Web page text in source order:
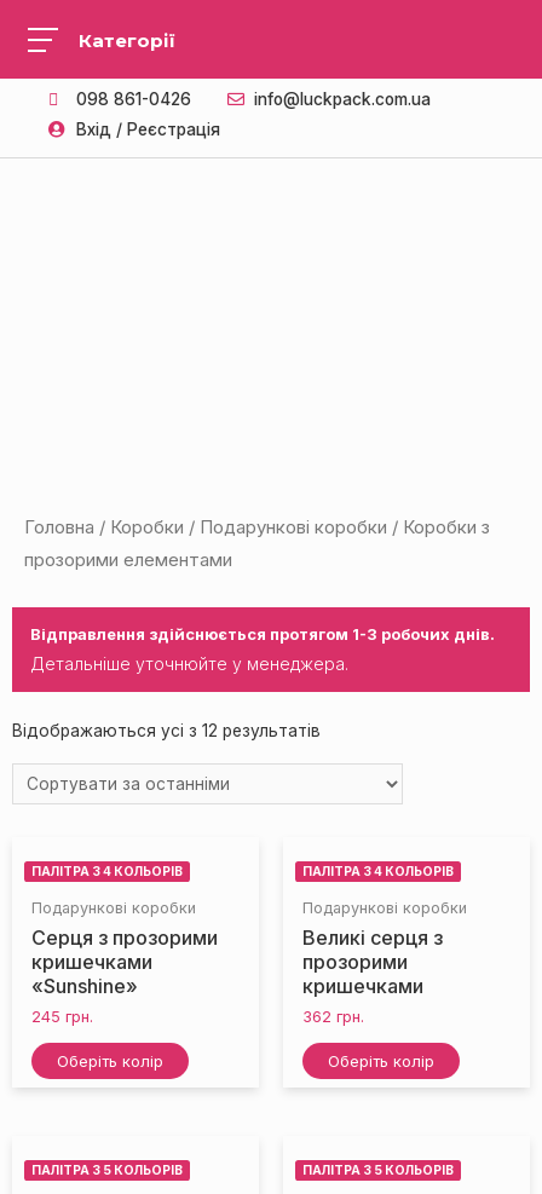
098 861-0426
info@luckpack.com.ua
Вхід / Реєстрація
Головна / Коробки / Подарункові коробки / Коробки з
прозорими елементами
Відправлення здійснюється протягом 1-3 робочих днів.
Детальніше уточнюйте у менеджера.
Відображаються усі з 12 результатів
ПАЛІТРА З 4 КОЛЬОРІВ
НЕМАЄ НА СКЛАДІ
Подарункові коробки
Серця з прозорими
кришечками
«Sunshine»
245 грн.
Оберіть колір
ПАЛІТРА З 4 КОЛЬОРІВ
Подарункові коробки
Великі серця з
прозорими
кришечками
362 грн.
Оберіть колір
ПАЛІТРА З 5 КОЛЬОРІВ ПАЛІТРА З 5 КОЛЬОРІВ